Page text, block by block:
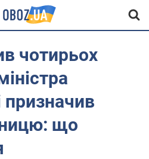
чотирьох
що